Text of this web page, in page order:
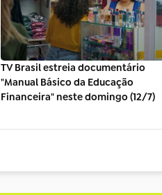
TV Brasil estreia documentário
"Manual Básico da Educação
Financeira" neste domingo (12/7)